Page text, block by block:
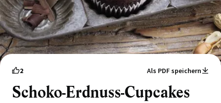
2 Als PDF speichern
Schoko-Erdnuss-Cupcakes